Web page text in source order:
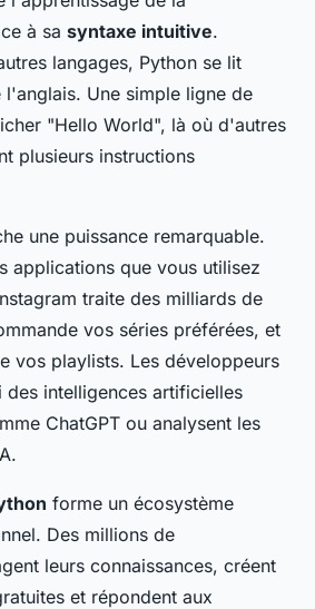
à sa syntaxe intuitive.
langages, Python se lit
Une simple ligne de
"Hello World", là où d'autres
plusieurs instructions
une puissance remarquable.
applications que vous utilisez
traite des milliards de
vos séries préférées, et
vos playlists. Les développeurs
des intelligences artificielles
ChatGPT ou analysent les
forme un écosystème
Des millions de
leurs connaissances, créent
et répondent aux